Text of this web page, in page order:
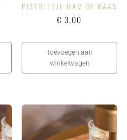
PISTOLETJE HAM OF KAAS
€ 3,00
Toevoegen aan
winkelwagen